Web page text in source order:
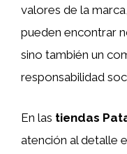
valores de la
pueden encontrar
sino también un
responsabilidad
En las tiendas
atención al detalle